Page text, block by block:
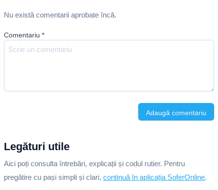
Nu există comentarii aprobate încă.
Comentariu *
Adaugă comentariu
Legături utile
Aici poți consulta întrebări, explicații și codul rutier. Pentru
pregătire cu pași simpli și clari, continuă în aplicația SoferOnline.